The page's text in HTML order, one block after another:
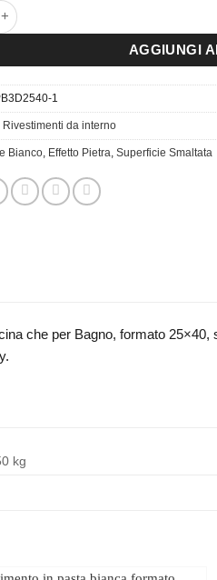
da Rivestimento Muretto
AGGIUNGI
1
Rivestimenti da interno
Bianco, Effetto Pietra, Superficie Smaltata
che per Bagno, formato
kg